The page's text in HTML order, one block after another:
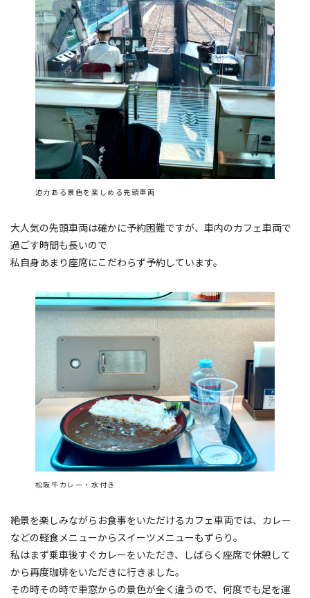
迫力ある景色を楽しめる先頭車両
大人気の先頭車両は確かに予約困難ですが、車内のカフェ車両で
過ごす時間も長いので
私自身あまり座席にこだわらず予約しています。
松阪牛カレー・水付き
絶景を楽しみながらお食事をいただけるカフェ車両では、カレー
などの軽食メニューからスイーツメニューもずらり。
私はまず乗車後すぐカレーをいただき、しばらく座席で休憩して
から再度珈琲をいただきに行きました。
その時その時で車窓からの景色が全く違うので、何度でも足を運